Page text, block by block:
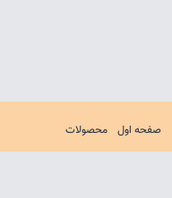
صفحه اول محصولات